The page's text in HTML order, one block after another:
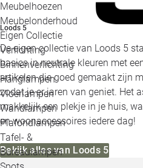
Meubelhoezen
Meubelonderhoud
Eigen Collectie
Verlichting
Binnenverlichting
Hanglampen
Vloerlampen
Wandlampen
Plafondlampen
Tafel- &
Bureaulampen
Loods 5
De eigen collectie van Loods 5
basics in neutrale kleuren met
artikelen die goed gemaakt zijn
zodat je er jaren van geniet. Het
makkelijk een plekje in je huis,
en woonaccessoires iedere dag!
Bekijk alles van Loods 5